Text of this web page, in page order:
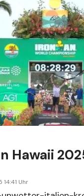
Hawaii
14:41 Uhr